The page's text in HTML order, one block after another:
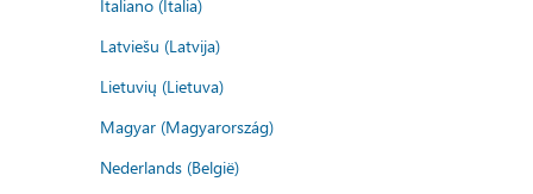
Italiano (Italia)
Latviešu (Latvija)
Lietuvių (Lietuva)
Magyar (Magyarország)
Nederlands (België)